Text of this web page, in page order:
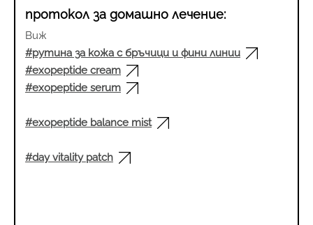
протокол за домашно лечение:
Виж
#рутина за кожа с бръчици и фини линии
#exopeptide cream
#exopeptide serum
#exopeptide balance mist
#day vitality patch